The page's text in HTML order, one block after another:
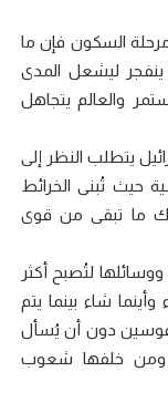
مرحلة السكون فإن ما
ليشعل المدى
والعالم يتجاهل
يتطلب النظر إلى
حيث تُبنى الخرائط
ما تبقى من قوى
لتُصبح أكثر
شاء بينما يتم
قوسين دون أن يُسأل
ومن خلفها شعوب